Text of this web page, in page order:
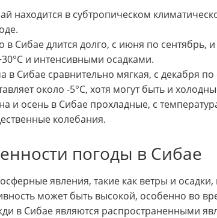
находится в субтропическом
в Сибае длится долго, с июня по сентябрь,
и интенсивными осадками.
в Сибае сравнительно мягкая, с декабря
около -5°C, хотя могут быть и
и осень в Сибае прохладные, с
колебания.
погоды в Сибае
явления, такие как ветры и
может быть высокой, особенно во
в Сибае являются распространенными